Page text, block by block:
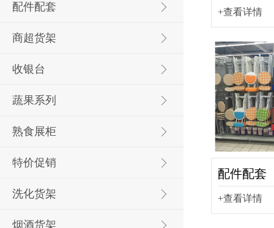
配件配套
商超货架
收银台
蔬果系列
熟食展柜
特价促销
洗化货架
烟酒货架
+查看详情
配件配套
+查看详情